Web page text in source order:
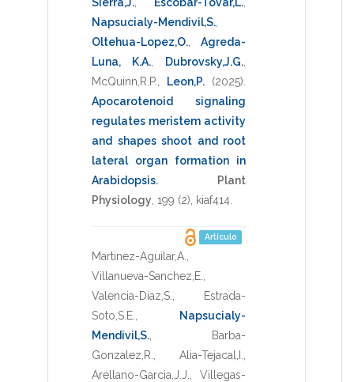
Napsucialy-Mendivil,S.
Oltehua-Lopez,O.
Agreda-
Luna, K.A.
Dubrovsky,J.G.
McQuinn,R.P.
Leon,P. (2025)
Apocarotenoid signaling
regulates meristem activity
and shapes shoot and root
lateral organ formation in
Arabidopsis.
Plant
Physiology 199 (2), kiaf414
Artículo
Martinez-Aguilar,A.
Villanueva-Sanchez,E.
Valencia-Diaz,S.
Estrada-
Soto,S.E.
Napsucialy-
Mendivil,S.
Barba-
Gonzalez,R.
Alia-Tejacal,I.
Arellano-Garcia,J.J.
Villegas-